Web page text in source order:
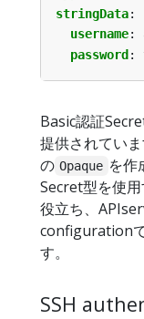
stringData:
username:
password :
Basic認証
提供されてい
の Opaque を作
Secret型を使
役立ち、
configuration
す。
SSH